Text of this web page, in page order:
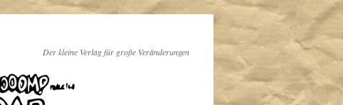
Der kleine Verlag für große Veränderungen